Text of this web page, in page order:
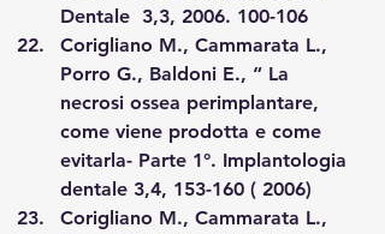
Dentale  3,3, 2006. 100-106
Corigliano M., Cammarata L.,
Porro G., Baldoni E., “ La
necrosi ossea perimplantare,
come viene prodotta e come
evitarla- Parte 1°. Implantologia
dentale 3,4, 153-160 ( 2006)
Corigliano M., Cammarata L.,